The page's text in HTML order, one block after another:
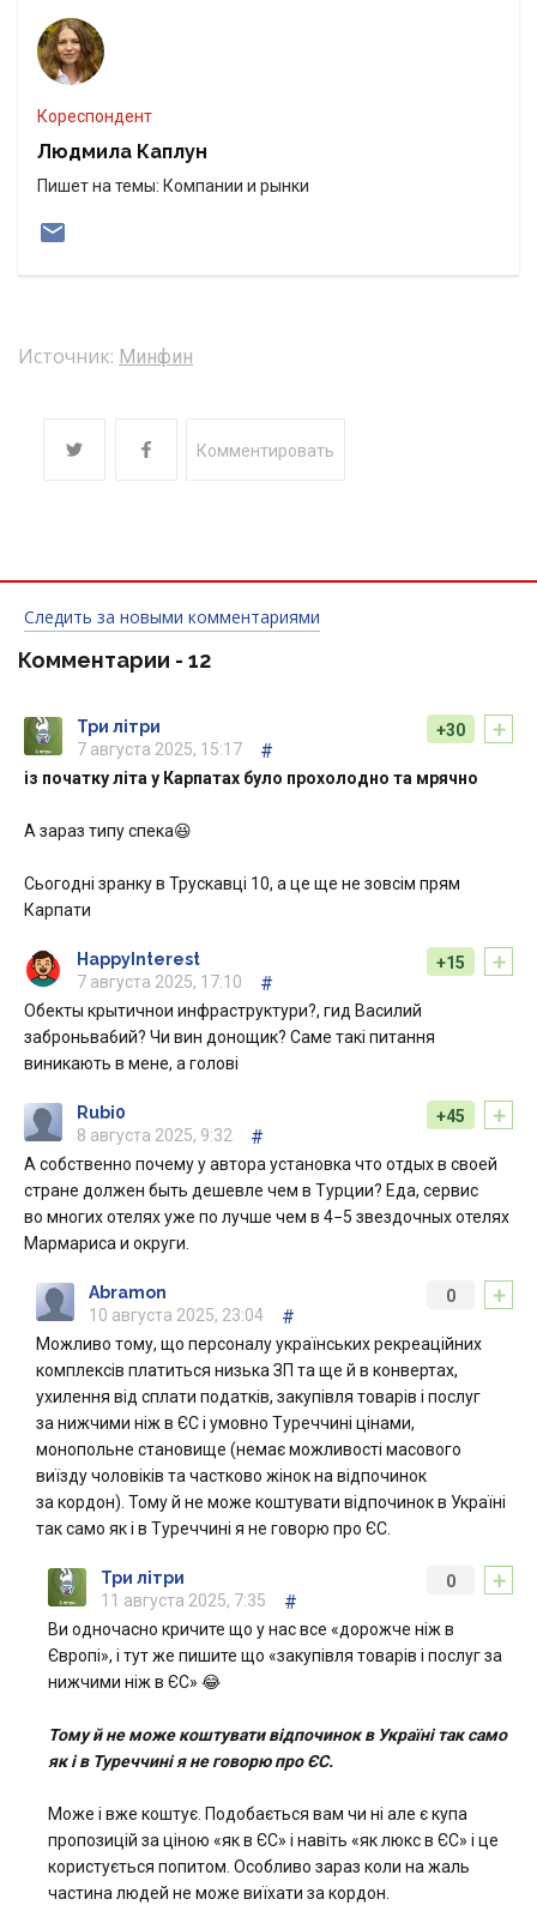
Кореспондент
Людмила Каплун
Пишет на темы: Компании и рынки
Источник: Минфин
Комментировать
Следить за новыми комментариями
Комментарии - 12
+
+30
Три літри
7 августа 2025, 15:17
#
із початку літа у Карпатах було прохолодно та мрячно
А зараз типу спека😆
Сьогодні зранку в Трускавці 10, а це ще не зовсім прям
Карпати
+
+15
HappyInterest
7 августа 2025, 17:10
#
Обекты крытичнои инфраструктури?, гид Василий
заброньва6ий? Чи вин донощик? Саме такі питання
виникають в мене, а голові
+
+45
Rubi0
8 августа 2025, 9:32
#
А собственно почему у автора установка что отдых в своей
стране должен быть дешевле чем в Турции? Еда, сервис
во многих отелях уже по лучше чем в 4−5 звездочных отелях
Мармариса и округи.
+
0
Abramon
10 августа 2025, 23:04
#
Можливо тому, що персоналу українських рекреаційних
комплексів платиться низька ЗП та ще й в конвертах,
ухилення від сплати податків, закупівля товарів і послуг
за нижчими ніж в ЄС і умовно Туреччині цінами,
монопольне становище (немає можливості масового
виїзду чоловіків та частково жінок на відпочинок
за кордон). Тому й не може коштувати відпочинок в Україні
так само як і в Туреччині я не говорю про ЄС.
+
0
Три літри
11 августа 2025, 7:35
#
Ви одночасно кричите що у нас все «дорожче ніж в
Європі», і тут же пишите що «закупівля товарів і послуг за
нижчими ніж в ЄС» 😂
Тому й не може коштувати відпочинок в Україні так само
як і в Туреччині я не говорю про ЄС.
Може і вже коштує. Подобається вам чи ні але є купа
пропозицій за ціною «як в ЄС» і навіть «як люкс в ЄС» і це
користується попитом. Особливо зараз коли на жаль
частина людей не може виїхати за кордон.